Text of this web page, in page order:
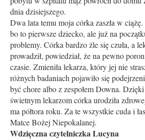
dnia dzisiejszego.
Dwa lata temu moja córka zaszła w
bo to pierwsze dziecko, ale już na
problemy. Córka bardzo źle się czuła, a
prowadził, powiedział, że na pewno
czasie. Zmieniła lekarza, który jej nie
różnych badaniach pojawiło się
być chore albo z zespołem Downa.
świetnym lekarzom córka urodziła
ma półtora roku. Za te wszystkie cuda i
Matce Bożej Niepokalanej.
Wdzięczna czytelniczka Lucyna